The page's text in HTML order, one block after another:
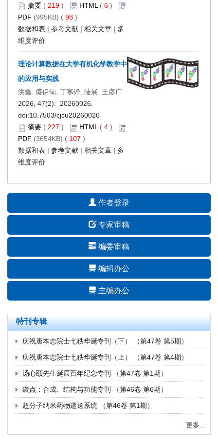
摘要 ( 219 ) HTML( 6 )
PDF (995KB) ( 98 )
数据和表 | 参考文献 | 相关文章 | 多
维度评价
理论计算数据在大学有机化学教学中
的应用与实践
洪鑫, 盛伊甸, 丁寒锋, 陆展, 王彦广
2026, 47(2): 20260026.
doi:10.7503/cjcu20260026
摘要 ( 227 ) HTML( 4 )
PDF (3654KB) ( 107 )
数据和表 | 参考文献 | 相关文章 | 多
维度评价
作者登录
专家审稿
编委审稿
编辑办公
主编办公
特刊专辑
庆祝唐本忠院士七秩华诞专刊（下） （第47卷 第5期）
庆祝唐本忠院士七秩华诞专刊（上） （第47卷 第4期）
汤心颐先生诞辰百年纪念专刊 （第47卷 第1期）
碳点：合成、结构与功能专刊 （第46卷 第6期）
超分子纳米药物递送系统 （第46卷 第1期）
更多...